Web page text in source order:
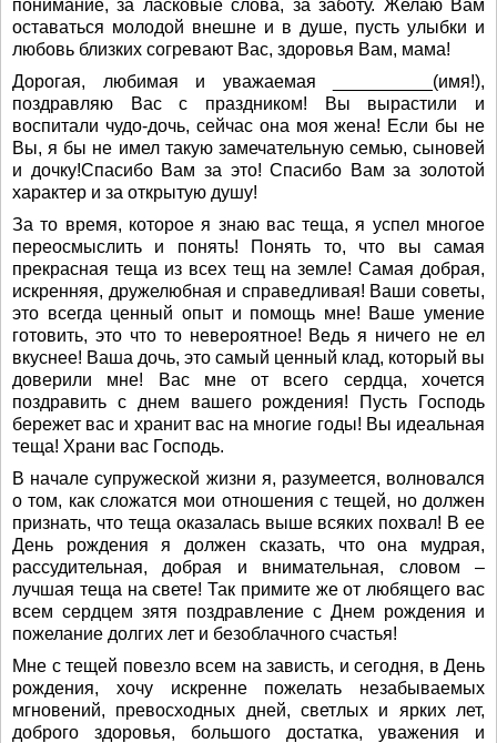
понимание, за ласковые слова, за заботу. Желаю Вам
оставаться молодой внешне и в душе, пусть улыбки и
любовь близких согревают Вас, здоровья Вам, мама!
Дорогая, любимая и уважаемая __________(имя!),
поздравляю Вас с праздником! Вы вырастили и
воспитали чудо-дочь, сейчас она моя жена! Если бы не
Вы, я бы не имел такую замечательную семью, сыновей
и дочку!Спасибо Вам за это! Спасибо Вам за золотой
характер и за открытую душу!
За то время, которое я знаю вас теща, я успел многое
переосмыслить и понять! Понять то, что вы самая
прекрасная теща из всех тещ на земле! Самая добрая,
искренняя, дружелюбная и справедливая! Ваши советы,
это всегда ценный опыт и помощь мне! Ваше умение
готовить, это что то невероятное! Ведь я ничего не ел
вкуснее! Ваша дочь, это самый ценный клад, который вы
доверили мне! Вас мне от всего сердца, хочется
поздравить с днем вашего рождения! Пусть Господь
бережет вас и хранит вас на многие годы! Вы идеальная
теща! Храни вас Господь.
В начале супружеской жизни я, разумеется, волновался
о том, как сложатся мои отношения с тещей, но должен
признать, что теща оказалась выше всяких похвал! В ее
День рождения я должен сказать, что она мудрая,
рассудительная, добрая и внимательная, словом –
лучшая теща на свете! Так примите же от любящего вас
всем сердцем зятя поздравление с Днем рождения и
пожелание долгих лет и безоблачного счастья!
Мне с тещей повезло всем на зависть, и сегодня, в День
рождения, хочу искренне пожелать незабываемых
мгновений, превосходных дней, светлых и ярких лет,
доброго здоровья, большого достатка, уважения и